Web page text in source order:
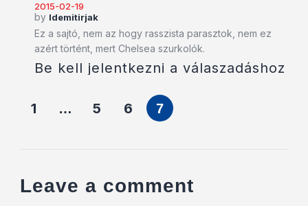
2015-02-19
by Idemitirjak
Ez a sajtó, nem az hogy rasszista parasztok, nem ez
azért történt, mert Chelsea szurkolók.
Be kell jelentkezni a válaszadáshoz
1 … 5 6 7
Leave a comment